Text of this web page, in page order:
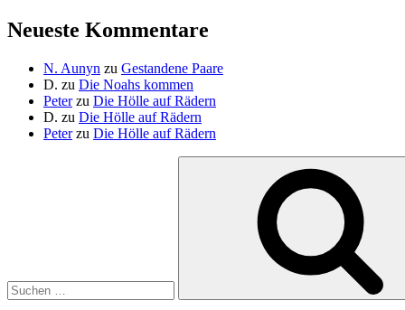
Neueste Kommentare
N. Aunyn zu Gestandene Paare
D. zu Die Noahs kommen
Peterzu Die Hölle auf Rädern
D. zu Die Hölle auf Rädern
Peterzu Die Hölle auf Rädern